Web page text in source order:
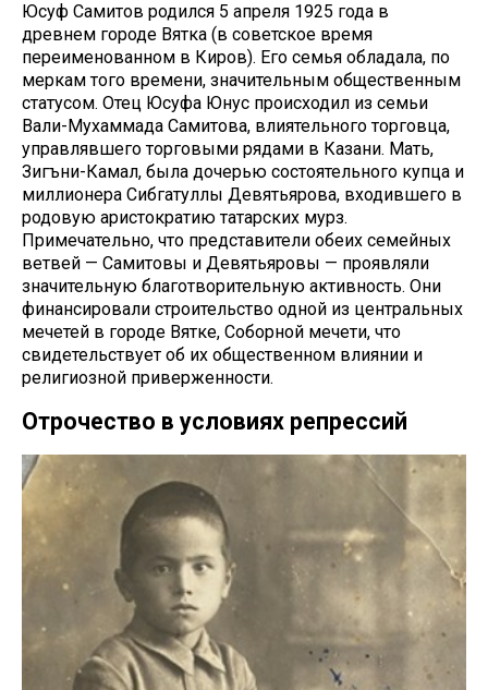
Юсуф Самитов родился 5 апреля 1925 года в
древнем городе Вятка (в советское время
переименованном в Киров). Его семья обладала, по
меркам того времени, значительным общественным
статусом. Отец Юсуфа Юнус происходил из семьи
Вали-Мухаммада Самитова, влиятельного торговца,
управлявшего торговыми рядами в Казани. Мать,
Зигъни-Камал, была дочерью состоятельного купца и
миллионера Сибгатуллы Девятьярова, входившего в
родовую аристократию татарских мурз.
Примечательно, что представители обеих семейных
ветвей — Самитовы и Девятьяровы — проявляли
значительную благотворительную активность. Они
финансировали строительство одной из центральных
мечетей в городе Вятке, Соборной мечети, что
свидетельствует об их общественном влиянии и
религиозной приверженности.
Отрочество в условиях репрессий